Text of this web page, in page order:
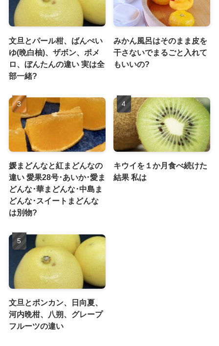
文旦とパール柑、ばんぺい
ゆ(晩白柚)、ザボン、ポメ
ロ、ぼんたんの違い 実は全
部一緒?
みかん風呂はそのまま皮を
干さないでまるごと入れて
もいいの?
媛まどんなと紅まどんなの
違い 愛果28号･あいか･愛ま
どんな･華まどんな･中島ま
どんな･スイートまどんな
は別物?
キウイを１か月食べ続けた
結果 私は
文旦とポンカン、日向夏、
河内晩柑、八朔、グレープ
フルーツの違い